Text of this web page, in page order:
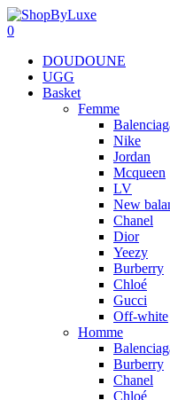
0
DOUDOUNE
UGG
Basket
Femme
Nike
Jordan
Mcqueen
LV
New
Chanel
Dior
Yeezy
Burberry
Chloé
Gucci
Off-white
Homme
Burberry
Chanel
Chloé